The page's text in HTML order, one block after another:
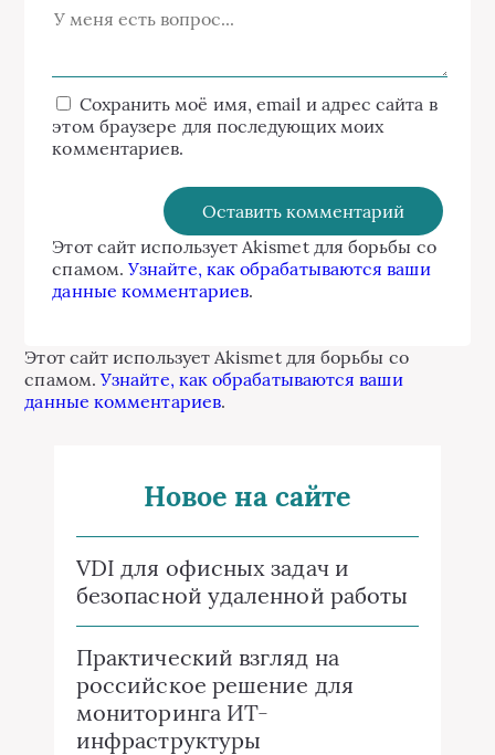
Сохранить моё имя, email и адрес сайта в
этом браузере для последующих моих
комментариев.
Этот сайт использует Akismet для борьбы со
спамом.Узнайте, как обрабатываются ваши
данные комментариев.
Этот сайт использует Akismet для борьбы со
спамом.Узнайте, как обрабатываются ваши
данные комментариев.
Новое на сайте
VDI для офисных задач и
безопасной удаленной работы
Практический взгляд на
российское решение для
мониторинга ИТ-
инфраструктуры